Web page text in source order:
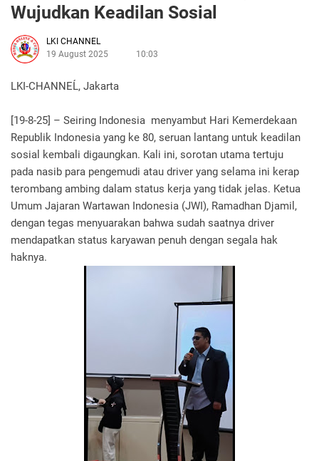
Wujudkan Keadilan Sosial
LKI CHANNEL
19 August 2025
10:03
LKI-CHANNEĹ, Jakarta
[19-8-25] – Seiring Indonesia menyambut Hari Kemerdekaan
Republik Indonesia yang ke 80, seruan lantang untuk keadilan
sosial kembali digaungkan. Kali ini, sorotan utama tertuju
pada nasib para pengemudi atau driver yang selama ini kerap
terombang ambing dalam status kerja yang tidak jelas. Ketua
Umum Jajaran Wartawan Indonesia (JWI), Ramadhan Djamil,
dengan tegas menyuarakan bahwa sudah saatnya driver
mendapatkan status karyawan penuh dengan segala hak
haknya.